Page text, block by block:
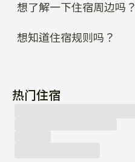
想了解一下住宿周边吗？
想知道住宿规则吗？
热门住宿